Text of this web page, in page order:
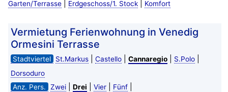
Garten/Terrasse| Erdgeschoss/1. Stock| Komfort
Vermietung Ferienwohnung in Venedig
Ormesini Terrasse
Stadtviertel St.Markus| Castello| Cannaregio| S.Polo|
Dorsoduro
Anz. Pers.
Zwei| Drei Vier| Fünf|